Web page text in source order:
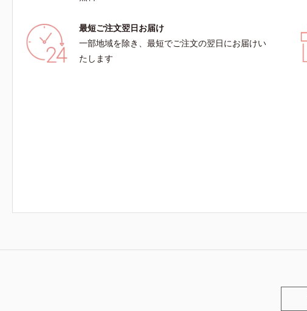
最短ご注文翌日お届け
一部地域を除き、最短でご注文の翌日にお届けい
たします